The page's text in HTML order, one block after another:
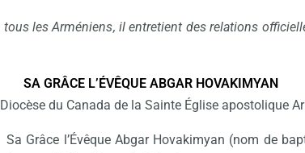
les Arméniens, il entretient des relations
SA GRÂCE L’ÉVÊQUE ABGAR HOVAKIMYAN
du Canada de la Sainte Église apostolique
Sa Grâce l’Évêque Abgar Hovakimyan (nom de